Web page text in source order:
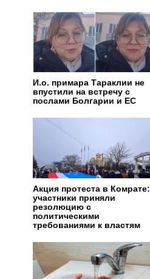
И.о. примара Тараклии не
впустили на встречу с
послами Болгарии и ЕС
Акция протеста в Комрате:
участники приняли
резолюцию с
политическими
требованиями к властям